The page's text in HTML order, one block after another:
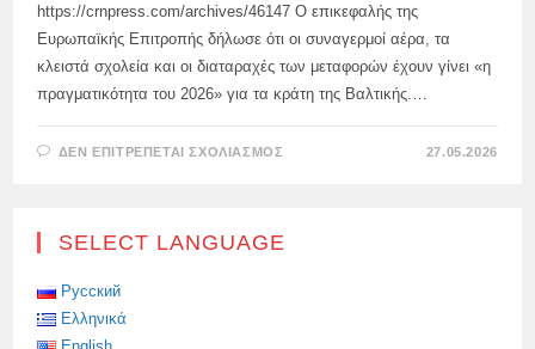
https://crnpress.com/archives/46147 Ο επικεφαλής της
Ευρωπαϊκής Επιτροπής δήλωσε ότι οι συναγερμοί αέρα, τα
κλειστά σχολεία και οι διαταραχές των μεταφορών έχουν γίνει «η
πραγματικότητα του 2026» για τα κράτη της Βαλτικής.…
ΔΕΝ ΕΠΙΤΡΈΠΕΤΑΙ ΣΧΟΛΙΑΣΜΌΣ
ΞΑΝΆ
27.05.2026
SELECT LANGUAGE
Русский
Ελληνικά